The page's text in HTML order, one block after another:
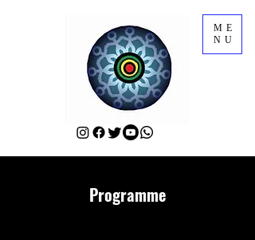
ME
NU
Programme